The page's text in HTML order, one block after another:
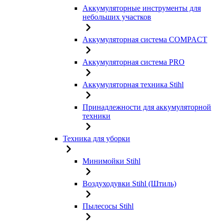
Аккумуляторные инструменты для
небольших участков
Аккумуляторная система COMPACT
Аккумуляторная система PRO
Аккумуляторная техника Stihl
Принадлежности для аккумуляторной
техники
Техника для уборки
Минимойки Stihl
Воздуходувки Stihl (Штиль)
Пылесосы Stihl